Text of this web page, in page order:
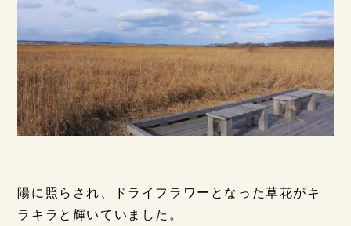
陽に照らされ、ドライフラワーとなった草花がキ
ラキラと輝いていました。